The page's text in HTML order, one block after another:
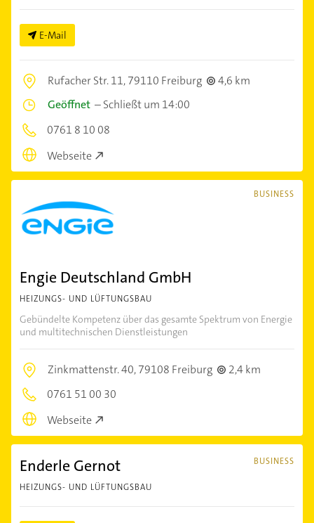
E-Mail
Rufacher Str. 11,79110 Freiburg
4,6 km
Geöffnet –Schließt um 14:00
0761 8 10 08
Webseite
BUSINESS
Engie Deutschland GmbH
HEIZUNGS- UND LÜFTUNGSBAU
Gebündelte Kompetenz über das gesamte Spektrum von Energie
und multitechnischen Dienstleistungen
Zinkmattenstr. 40,79108 Freiburg
2,4 km
0761 51 00 30
Webseite
BUSINESS
Enderle Gernot
HEIZUNGS- UND LÜFTUNGSBAU